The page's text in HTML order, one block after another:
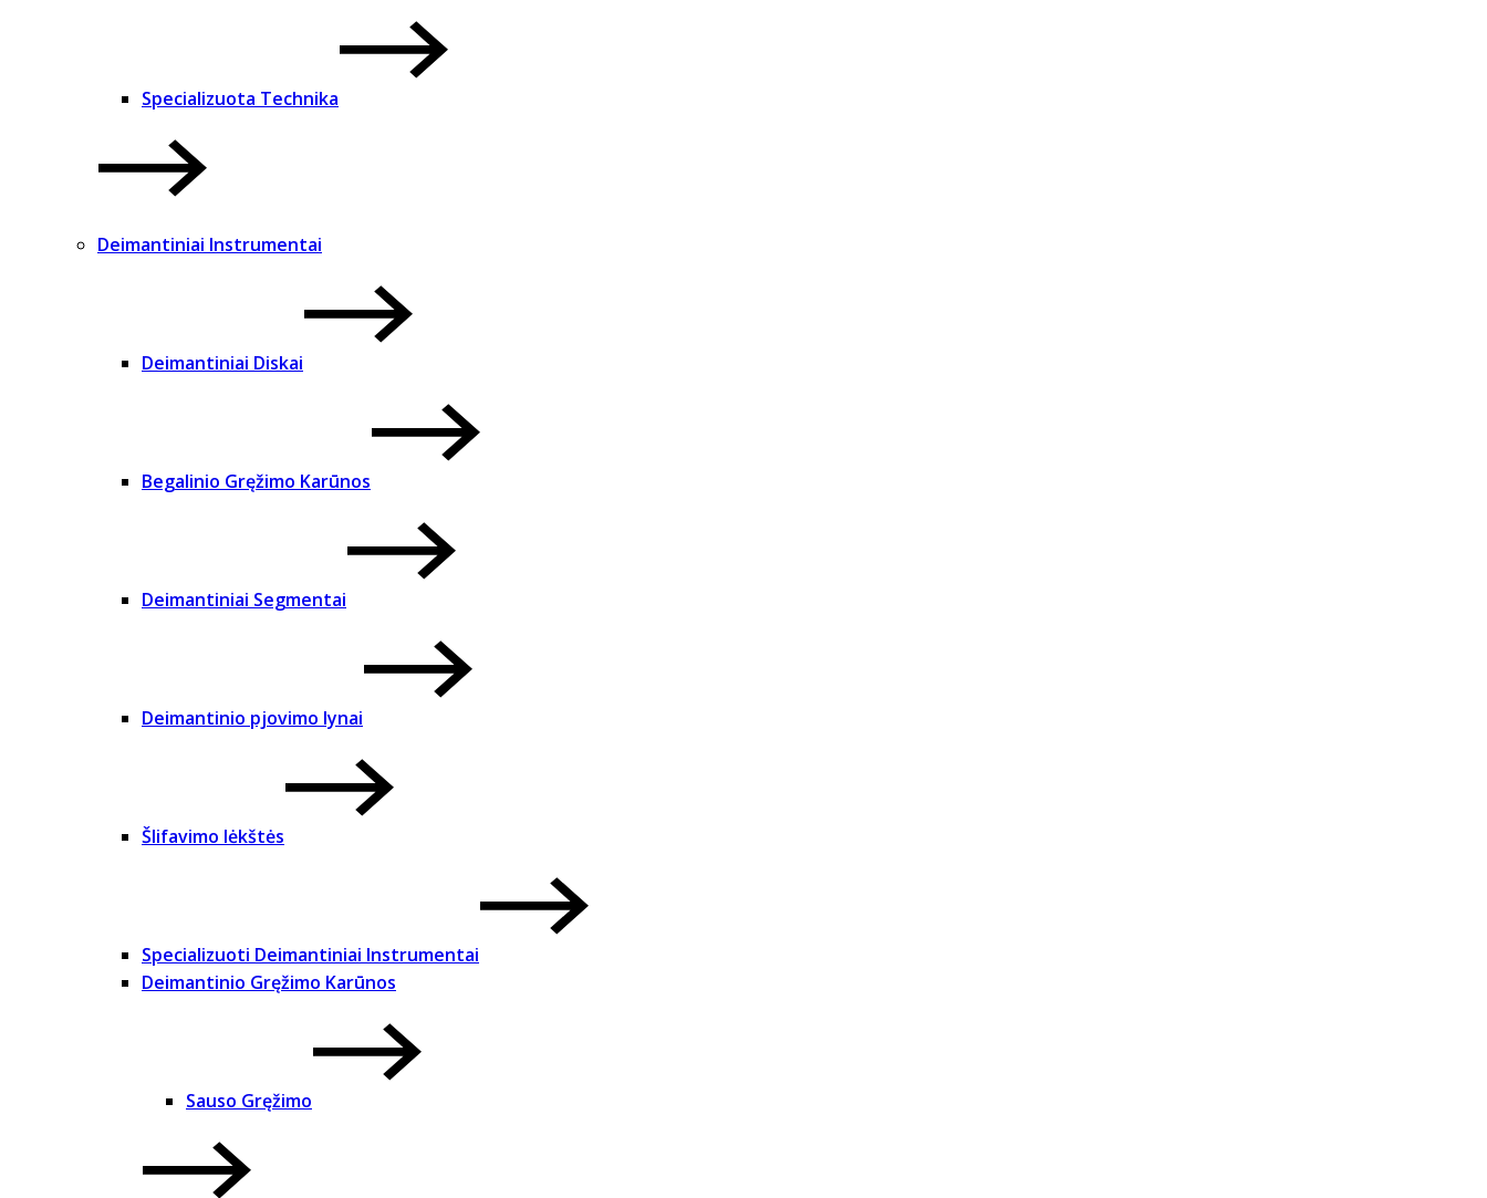
Specializuota Technika
Deimantiniai Instrumentai
Deimantiniai Diskai
Begalinio Gręžimo Karūnos
Deimantiniai Segmentai
Deimantinio pjovimo lynai
Šlifavimo lėkštės
Specializuoti Deimantiniai Instrumentai
Deimantinio Gręžimo Karūnos
Sauso Gręžimo